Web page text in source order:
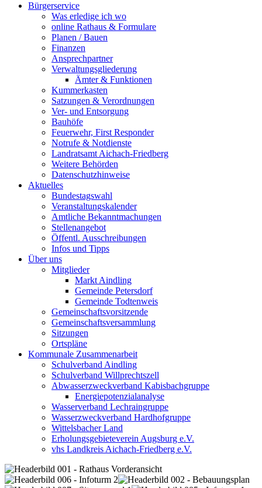
Bürgerservice
Was erledige ich wo
online Rathaus & Formulare
Planen / Bauen
Finanzen
Ansprechpartner
Verwaltungsgliederung
Ämter & Funktionen
Kummerkasten
Satzungen & Verordnungen
Ver- und Entsorgung
Bauhöfe
Feuerwehr, First Responder
Notrufe & Notdienste
Landratsamt Aichach-Friedberg
Weitere Behörden
Datenschutzhinweise
Aktuelles
Bundestagswahl
Veranstaltungskalender
Amtliche Bekanntmachungen
Stellenangebot
Öffentl. Ausschreibungen
Infos und Tipps
Über uns
Mitglieder
Markt Aindling
Gemeinde Petersdorf
Gemeinde Todtenweis
Gemeinschaftsvorsitzende
Gemeinschaftsversammlung
Sitzungen
Ortspläne
Kommunale Zusammenarbeit
Schulverband Aindling
Schulverband Willprechtszell
Abwasserzweckverband Kabisbachgruppe
Energiepotenzialanalyse
Wasserverband Lechraingruppe
Wasserzweckverband Hardhofgruppe
Wittelsbacher Land
Erholungsgebieteverein Augsburg e.V.
vhs Landkreis Aichach-Friedberg e.V.